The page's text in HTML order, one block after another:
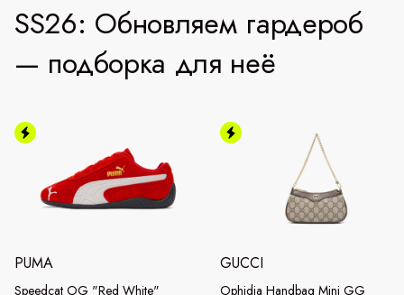
SS26: Обновляем гардероб
— подборка для неё
PUMA
Speedcat OG "Red White"
GUCCI
Ophidia Handbag Mini GG